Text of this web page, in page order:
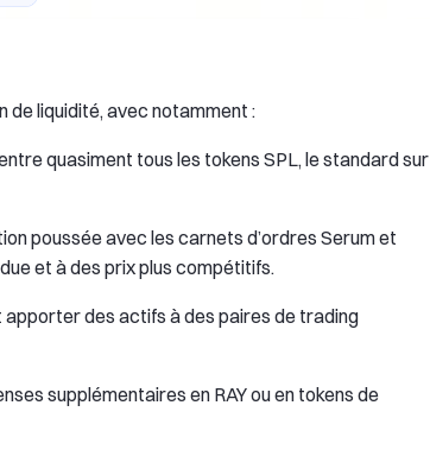
de liquidité, avec notamment :
quasiment tous les tokens SPL, le standard sur
poussée avec les carnets d’ordres Serum et
et à des prix plus compétitifs.
des actifs à des paires de trading
supplémentaires en RAY ou en tokens de